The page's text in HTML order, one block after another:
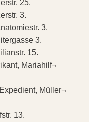
25.
3.
3.
3.
15.
Mariahilf¬
Müller¬
13.